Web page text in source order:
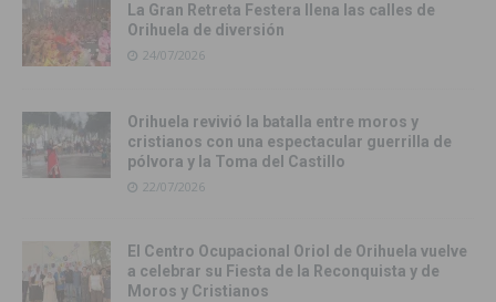
La Gran Retreta Festera llena las calles de
Orihuela de diversión
24/07/2026
Orihuela revivió la batalla entre moros y
cristianos con una espectacular guerrilla de
pólvora y la Toma del Castillo
22/07/2026
El Centro Ocupacional Oriol de Orihuela vuelve
a celebrar su Fiesta de la Reconquista y de
Moros y Cristianos